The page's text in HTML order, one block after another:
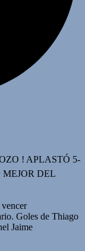
! APLASTÓ 5-
MEJOR DEL
Goles de Thiago
Jaime